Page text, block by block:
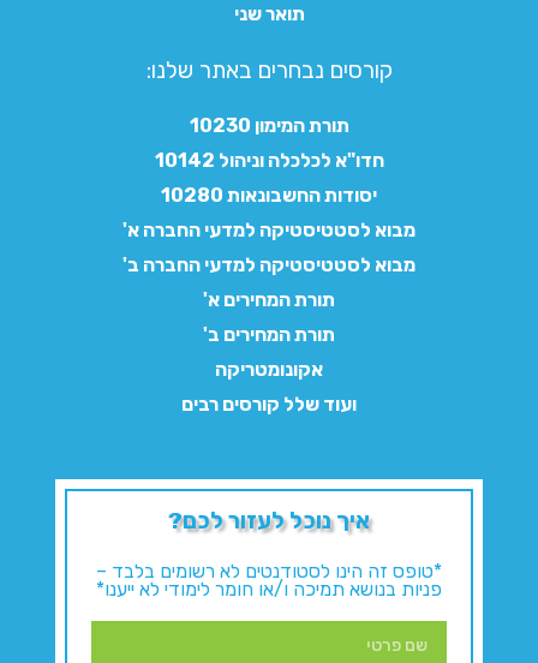
תואר שני
קורסים נבחרים באתר שלנו:​
תורת המימון 10230
חדו"א לכלכלה וניהול 10142
יסודות החשבונאות 10280
מבוא לסטטיסטיקה למדעי החברה א'
מבוא לסטטיסטיקה למדעי החברה ב'
תורת המחירים א'
תורת המחירים ב'
אקונומטריקה
ועוד שלל קורסים רבים
איך נוכל לעזור לכם?
*טופס זה הינו לסטודנטים לא רשומים בלבד –
פניות בנושא תמיכה ו/או חומר לימודי לא ייענו*